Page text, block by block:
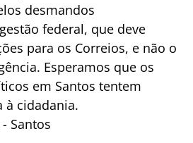
desmandos
federal, que deve
para os Correios, e não o
Esperamos que os
em Santos tentem
à cidadania.
Santos